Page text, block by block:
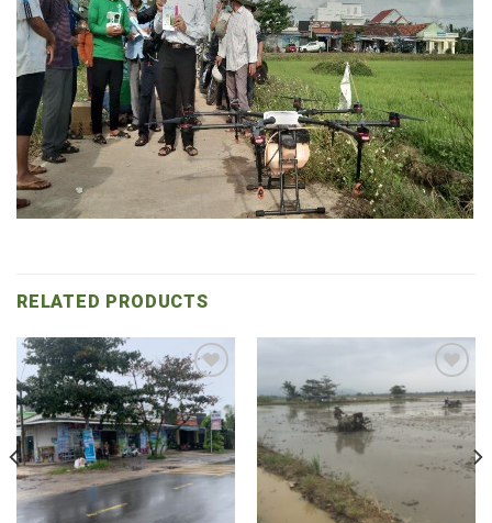
RELATED PRODUCTS
Add to
wishlist
Add to
wishlist